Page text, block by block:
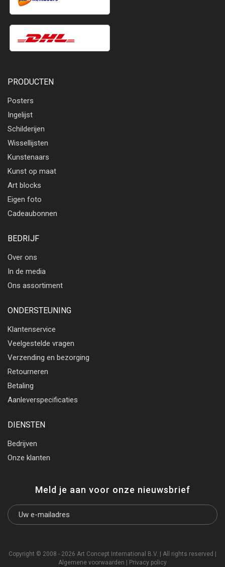
PRODUCTEN
Posters
Ingelijst
Schilderijen
Wissellijsten
Kunstenaars
Kunst op maat
Art blocks
Eigen foto
Cadeaubonnen
BEDRIJF
Over ons
In de media
Ons assortiment
ONDERSTEUNING
Klantenservice
Veelgestelde vragen
Verzending en bezorging
Retourneren
Betaling
Aanleverspecificaties
DIENSTEN
Bedrijven
Onze klanten
Meld je aan voor onze nieuwsbrief
Copyright © 2008 - 2026 Art Concept International B.V. | All rights reserved |
Algemene voorwaarden
Privacy policy